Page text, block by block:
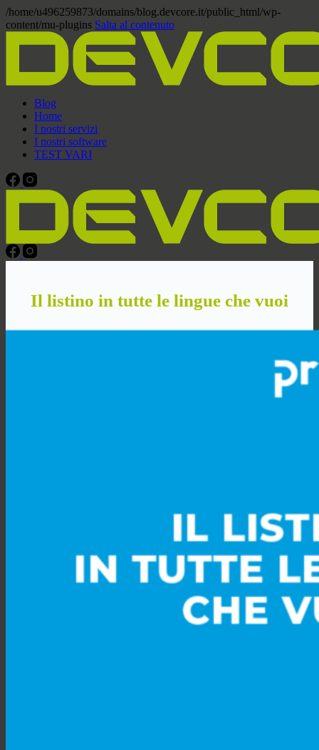
/home/u496259873/domains/blog.devcore.it/public_html/wp-
content/mu-plugins Salta al contenuto
Blog
Home
I nostri servizi
I nostri software
TEST VARI
Il listino in tutte le lingue che vuoi